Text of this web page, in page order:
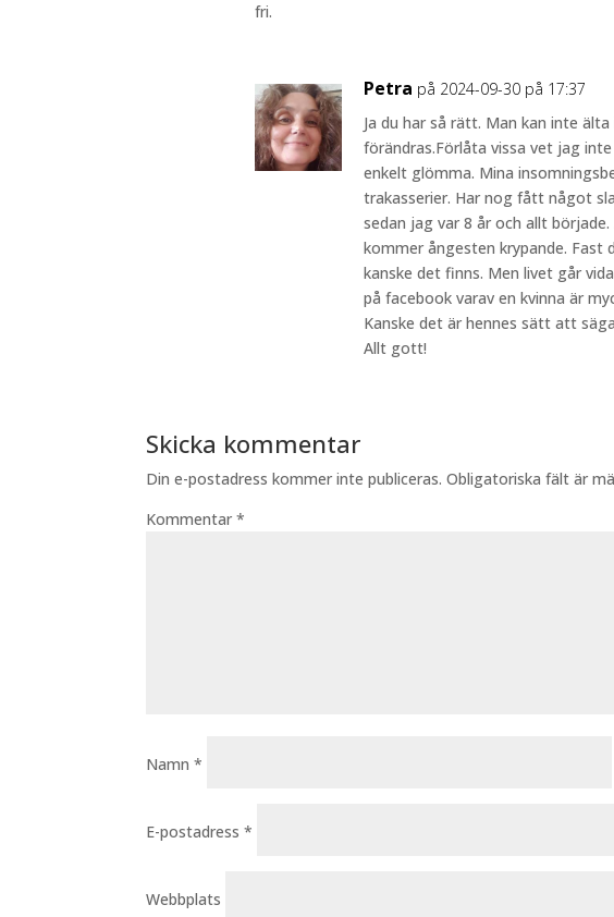
fri.
Petra på 2024-09-30 på 17:37
Ja du har så rätt. Man kan inte
förändras.Förlåta vissa vet jag
enkelt glömma. Mina
trakasserier. Har nog fått något
sedan jag var 8 år och allt
kommer ångesten krypande.
kanske det finns. Men livet går
på facebook varav en kvinna är
Kanske det är hennes sätt att
Allt gott!
Skicka kommentar
Din e-postadress kommer inte publiceras. Obligatoriska fält är
Kommentar*
Namn*
E-postadress*
Webbplats